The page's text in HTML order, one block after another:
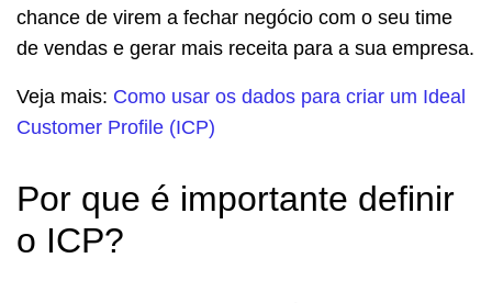
chance de virem a fechar negócio com o seu time
de vendas e gerar mais receita para a sua empresa.
Veja mais: Como usar os dados para criar um Ideal
Customer Profile (ICP)
Por que é importante definir
o ICP?